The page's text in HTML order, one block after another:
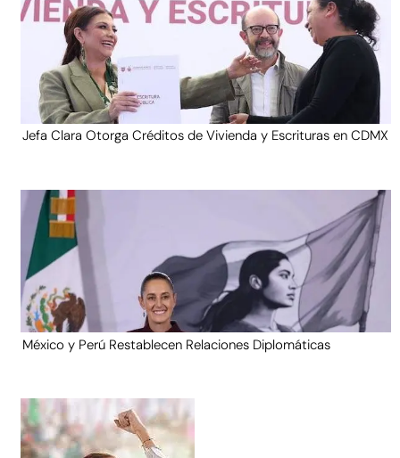
Jefa Clara Otorga Créditos de Vivienda y Escrituras en CDMX
México y Perú Restablecen Relaciones Diplomáticas